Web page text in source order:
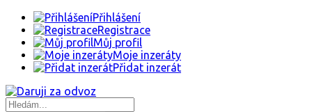
Přihlášení
Registrace
Můj profil
Moje inzeráty
Přidat inzerát